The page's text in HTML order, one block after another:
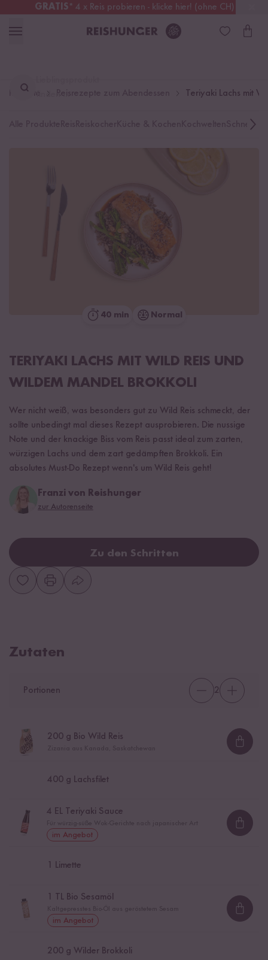
GRATIS* 4 x Reis probieren - klicke hier! (ohne CH)
Österreich Kostenloser Versand
finden ...
Rezepte Teriyaki Lachs mit
Schnelle
40 min Normal
TERIYAKI LACHS MIT WILD REIS UND
WILDEM MANDEL BROKKOLI
Wer nicht weiß, was besonders gut zu Wild Reis schmeckt, der
sollte unbedingt mal dieses Rezept ausprobieren. Die nussige
Note und der knackige Biss vom Reis passt ideal zum zarten,
würzigen Lachs und dem zart gedämpften Brokkoli. Ein
absolutes Must-Do Rezept wenn's um Wild Reis geht!
Franzi von Reishunger
zur Autorenseite
Zu den Schritten
Zutaten
Portionen 2
200 g Bio Wild Reis
400 g Lachsfilet
4 EL Teriyaki Sauce
im Angebot
Limette
1 TL Bio Sesamöl
im Angebot
200 g Wilder Brokkoli